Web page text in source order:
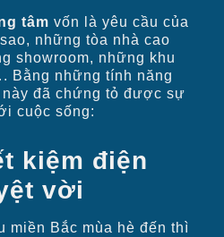
tâm vốn là yêu cầu của
những tòa nhà cao
showroom, những khu
Bằng những tính năng
đã chứng tỏ được sự
cuộc sống:
kiệm điện
vời
miền Bắc mùa hè đến thì